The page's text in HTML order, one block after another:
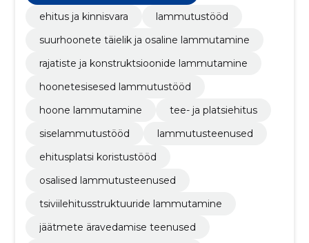
ehitus ja kinnisvara
lammutustööd
suurhoonete täielik ja osaline lammutamine
rajatiste ja konstruktsioonide lammutamine
hoonetesisesed lammutustööd
hoone lammutamine
tee- ja platsiehitus
siselammutustööd
lammutusteenused
ehitusplatsi koristustööd
osalised lammutusteenused
tsiviilehitusstruktuuride lammutamine
jäätmete äravedamise teenused